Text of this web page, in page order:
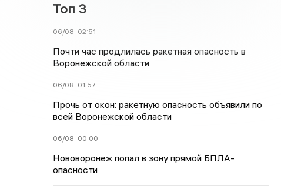
Топ 3
06/08 02:51
Почти час продлилась ракетная опасность в
Воронежской области
06/08 01:57
Прочь от окон: ракетную опасность объявили по
всей Воронежской области
06/08 00:00
Нововоронеж попал в зону прямой БПЛА-
опасности